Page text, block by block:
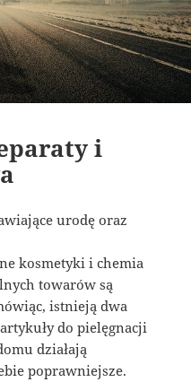
i
urodę oraz
kosmetyki i chemia
towarów są
istnieją dwa
do pielęgnacji
działają
poprawniejsze.